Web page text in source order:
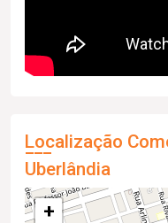
Localização
Uberlândia
+